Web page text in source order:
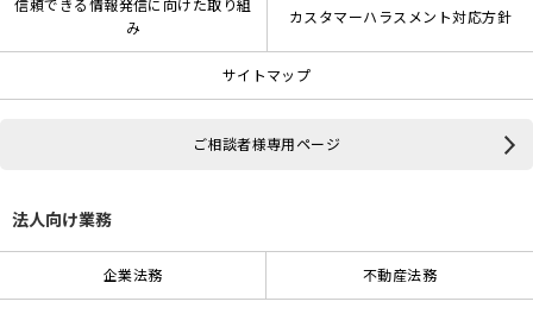
信頼できる情報発信に向けた取り組
み
カスタマーハラスメント対応方針
サイトマップ
ご相談者様専用ページ
法人向け業務
企業法務 不動産法務